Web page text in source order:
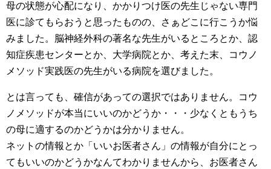
母の状態が心配になり、かかりつけ医の先生じゃない専門
医に診てもらおうと思ったものの、さぁどこに行こうか悩
みました。脳神経外科の著名な先生がいるところとか、認
知症疾患センターとか、大学病院とか、考えた末、コウノ
メソッド実践医の先生がいる病院を選びました。
とは言っても、確信があっての選択ではありません。コウ
ノメソッドが本当にいいのかどうか・・・少なくともうち
の母に適するのかどうかは分かりません。
ネットの情報とか「いいお医者さん」の情報が自分にとっ
てもいいのかどうかなんてわかりませんから、お医者さん